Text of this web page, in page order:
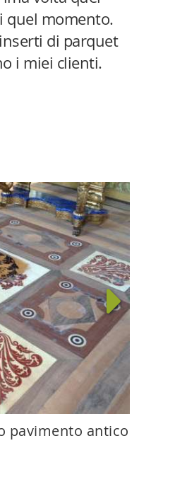
quel momento.
di parquet
i miei clienti.
pavimento antico